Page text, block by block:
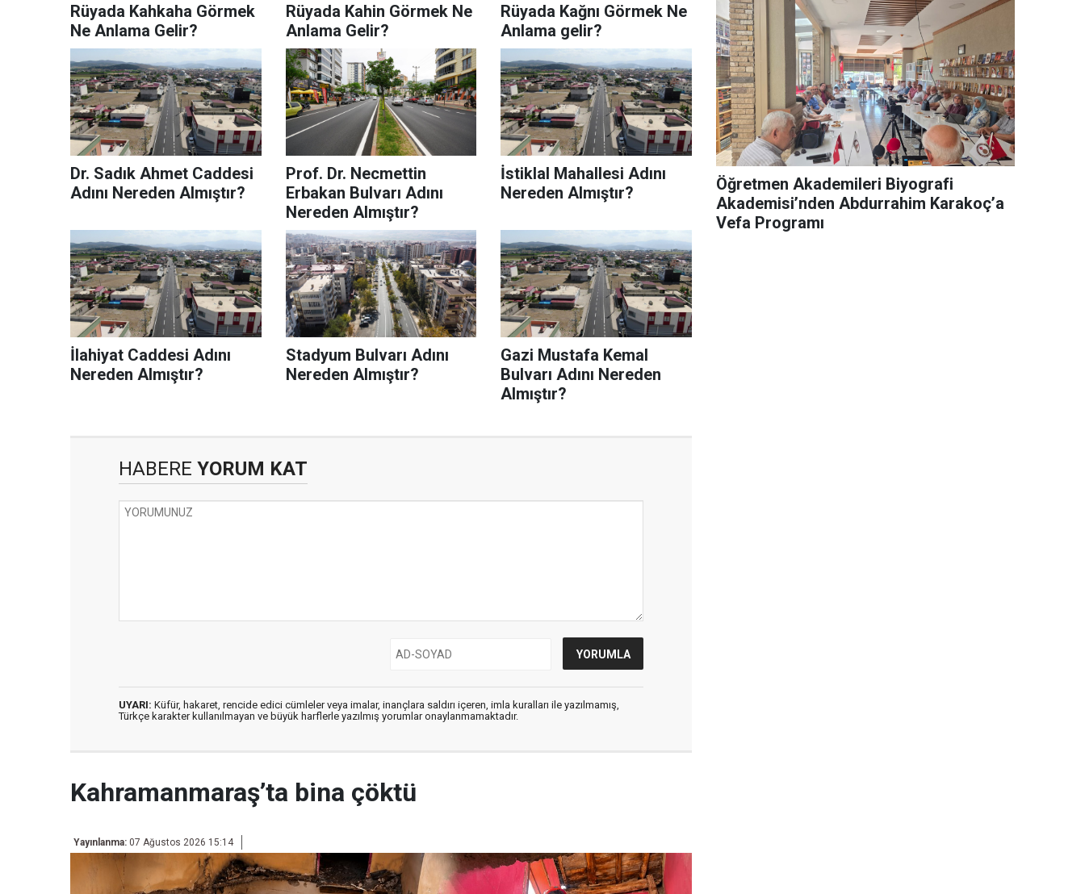
Rüyada Kahkaha Görmek
Ne Anlama Gelir?
Rüyada Kahin Görmek Ne
Anlama Gelir?
Rüyada Kağnı Görmek Ne
Anlama gelir?
Dr. Sadık Ahmet Caddesi
Adını Nereden Almıştır?
Prof. Dr. Necmettin
Erbakan Bulvarı Adını
Nereden Almıştır?
İstiklal Mahallesi Adını
Nereden Almıştır?
İlahiyat Caddesi Adını
Nereden Almıştır?
Stadyum Bulvarı Adını
Nereden Almıştır?
Gazi Mustafa Kemal
Bulvarı Adını Nereden
Almıştır?
HABERE YORUM KAT
UYARI: Küfür, hakaret, rencide edici cümleler veya imalar, inançlara saldırı içeren, imla kuralları ile yazılmamış,
Türkçe karakter kullanılmayan ve büyük harflerle yazılmış yorumlar onaylanmamaktadır.
Kahramanmaraş’ta bina çöktü
Yayınlanma: 07 Ağustos 2026 15:14
Öğretmen Akademileri Biyografi
Akademisi’nden Abdurrahim Karakoç’a
Vefa Programı